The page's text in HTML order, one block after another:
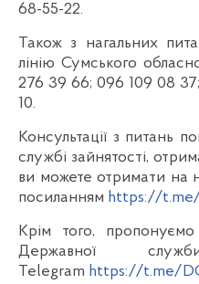
68-55-22.
Також з нагальних
лінію Сумського
276 39 66; 096 109 08
10.
Консультації з питань
службі зайнятості,
ви можете отримати на
посиланням https://t.me/
Крім того,
Державної
Telegram https://t.me/